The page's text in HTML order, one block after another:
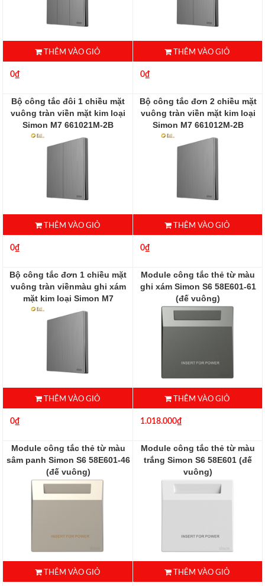
THÊM VÀO GIỎ
0₫
THÊM VÀO GIỎ
0₫
Bộ công tắc đôi 1 chiều mặt
vuông tràn viền mặt kim loại
Simon M7 661021M-2B
661021M-2B
THÊM VÀO GIỎ
0₫
Bộ công tắc đơn 2 chiều mặt
vuông tràn viền mặt kim loại
Simon M7 661012M-2B
661012M-2B
THÊM VÀO GIỎ
0₫
Bộ công tắc đơn 1 chiều mặt
vuông tràn viềnmàu ghi xám
mặt kim loại Simon M7
661011M-2B
661011M-2B
THÊM VÀO GIỎ
0₫
Module công tắc thẻ từ màu
ghi xám Simon S6 58E601-61
(đế vuông)
58E601-61
THÊM VÀO GIỎ
1.018.000₫
Module công tắc thẻ từ màu
sâm panh Simon S6 58E601-46
(đế vuông)
58E601-46
THÊM VÀO GIỎ
Module công tắc thẻ từ màu
trắng Simon S6 58E601 (đế
vuông)
THÊM VÀO GIỎ